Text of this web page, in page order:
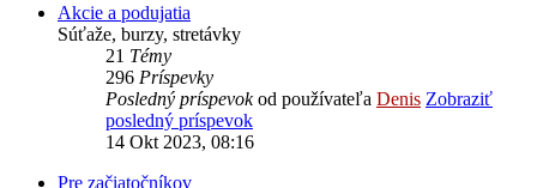
Akcie a podujatia
Súťaže, burzy, stretávky
21 Témy
296 Príspevky
Posledný príspevokod používateľa Denis Zobraziť
posledný príspevok
14 Okt 2023, 08:16
Pre začiatočníkov